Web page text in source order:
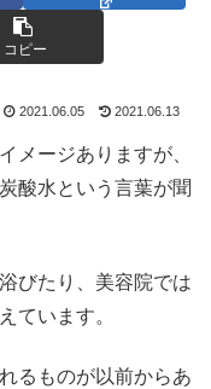
コピー
2021.06.05 2021.06.13
メージありますが、
酸水という言葉が聞
びたり、美容院では
ています。
るものが以前からあ